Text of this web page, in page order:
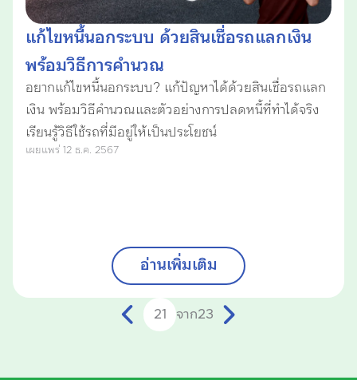
แก้ไขหนี้นอกระบบ ด้วยสินเชื่อรถแลกเงิน
พร้อมวิธีการคำนวณ
อยากแก้ไขหนี้นอกระบบ? แก้ปัญหาได้ด้วยสินเชื่อรถแลก
เงิน พร้อมวิธีคำนวณและตัวอย่างการปลดหนี้ที่ทำได้จริง
เรียนรู้วิธีใช้รถที่มีอยู่ให้เป็นประโยชน์
เผยแพร่ 12 ธ.ค. 2567
อ่านเพิ่มเติม
จาก23